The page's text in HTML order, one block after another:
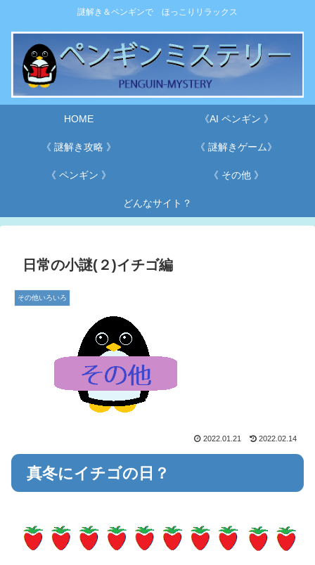
謎解き＆ペンギンで ほっこりリラックス
HOME 《AI ペンギン 》
《 謎解き攻略 》 《 謎解きゲーム》
《 ペンギン 》 《 その他 》
どんなサイト？
日常の小謎(２)イチゴ編
その他いろいろ
2022.01.21 2022.02.14
真冬にイチゴの日？